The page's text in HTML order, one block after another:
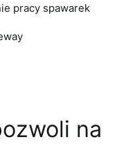
pracy spawarek
na